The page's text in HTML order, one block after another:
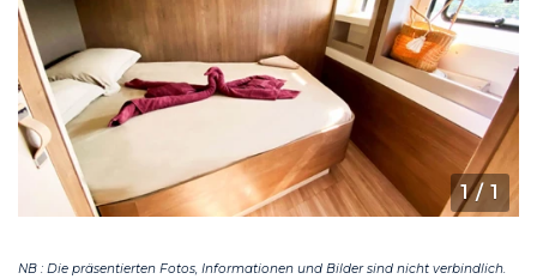
1/ 1
NB : Die präsentierten Fotos, Informationen und Bilder sind nicht verbindlich.